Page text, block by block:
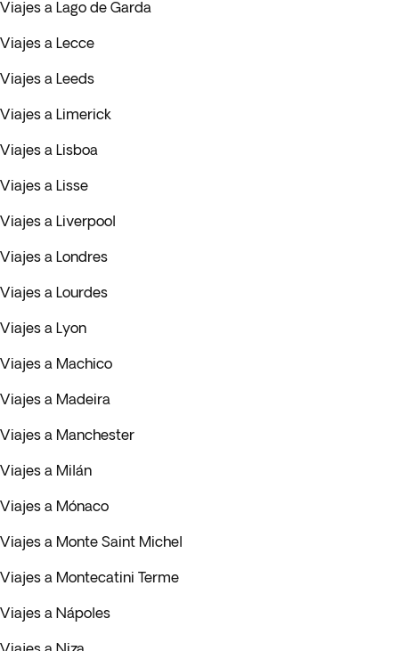
Viajes a Lago de Garda
Viajes a Lecce
Viajes a Leeds
Viajes a Limerick
Viajes a Lisboa
Viajes a Lisse
Viajes a Liverpool
Viajes a Londres
Viajes a Lourdes
Viajes a Lyon
Viajes a Machico
Viajes a Madeira
Viajes a Manchester
Viajes a Milán
Viajes a Mónaco
Viajes a Monte Saint Michel
Viajes a Montecatini Terme
Viajes a Nápoles